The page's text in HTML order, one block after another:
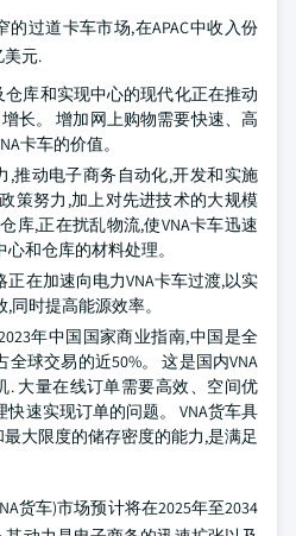
的过道卡车市场,在APAC中收入份
美元.
库和实现中心的现代化正在推动
长。 增加网上购物需要快速、高
卡车的价值。
,推动电子商务自动化,开发和实施
策努力,加上对先进技术的大规模
库,正在扰乱物流,使VNA卡车迅速
和仓库的材料处理。
在加速向电力VNA卡车过渡,以实
同时提高能源效率。
年中国国家商业指南,中国是全
球交易的近50%。 这是国内VNA
. 大量在线订单需要高效、空间优
速实现订单的问题。 VNA货车具
大限度的储存密度的能力,是满足
货车)市场预计将在2025年至2034